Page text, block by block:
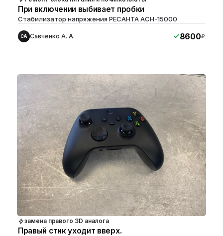
При включении выбивает пробки
Стабилизатор напряжения РЕСАНТА АСН-15000
СА Савченко А. А. 8600₽
замена правого 3D аналога
Правый стик уходит вверх.